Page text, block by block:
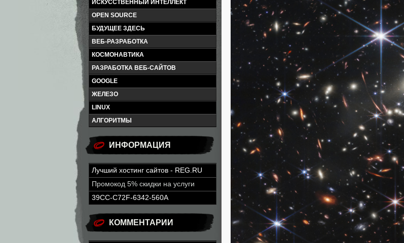
ИСКУССТВЕННЫЙ ИНТЕЛЛЕКТ
OPEN SOURCE
БУДУЩЕЕ ЗДЕСЬ
ВЕБ-РАЗРАБОТКА
КОСМОНАВТИКА
РАЗРАБОТКА ВЕБ-САЙТОВ
GOOGLE
ЖЕЛЕЗО
LINUX
АЛГОРИТМЫ
ИНФОРМАЦИЯ
Лучший хостинг сайтов - REG.RU
Промокод 5% скидки на услуги
39CC-C72F-6342-560A
КОММЕНТАРИИ